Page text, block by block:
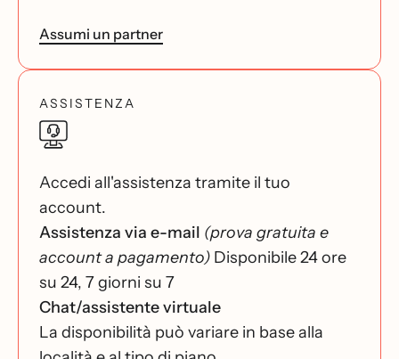
Assumi un partner
ASSISTENZA
Accedi all'assistenza tramite il tuo
account.
Assistenza via e-mail (prova gratuita e
account a pagamento) Disponibile 24 ore
su 24, 7 giorni su 7
Chat/assistente virtuale
La disponibilità può variare in base alla